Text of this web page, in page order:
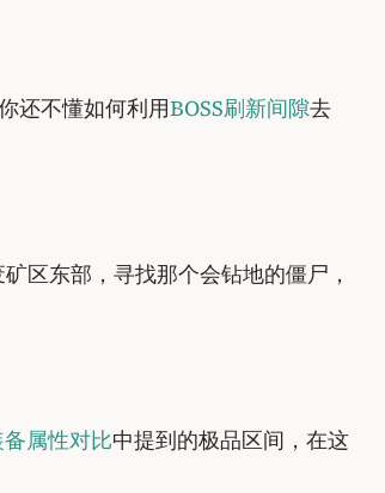
还不懂如何利用BOSS刷新间隙去
区东部，寻找那个会钻地的僵尸，
属性对比中提到的极品区间，在这